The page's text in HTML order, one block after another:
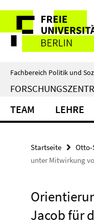
direkt
zu
Inhalt
Service-
Navigation
Fachbereich Politik und
TEAM LEHRE
Startseite Otto-
unter Mitwirkung
Jacob für